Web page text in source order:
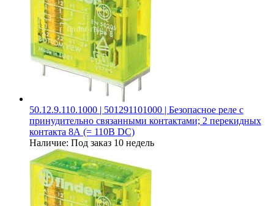
50.12.9.110.1000 | 501291101000 | Безопасное реле с
принудительно связанными контактами; 2 перекидных
контакта 8А (= 110В DC)
Наличие: Под заказ 10 недель